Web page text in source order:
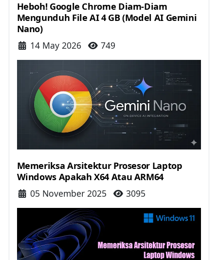
Heboh! Google Chrome Diam-Diam
Mengunduh File AI 4 GB (Model AI Gemini
Nano)
Details
14 May 2026 749
Memeriksa Arsitektur Prosesor Laptop
Windows Apakah X64 Atau ARM64
Details
05 November 2025 3095